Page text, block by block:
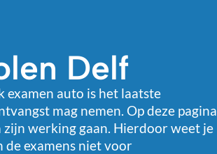
Delf
examen auto is het laatste
mag nemen. Op deze pagina
werking gaan. Hierdoor weet je
de examens niet voor